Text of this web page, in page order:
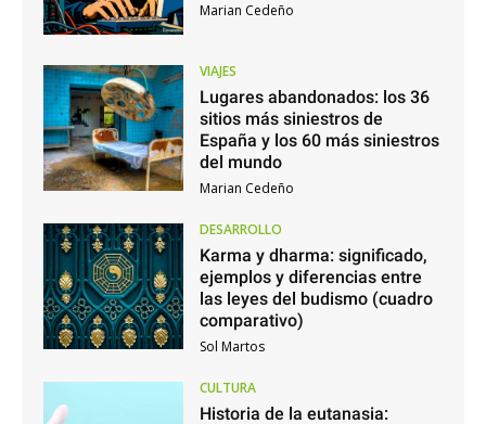
Marian Cedeño
VIAJES
Lugares abandonados: los 36
sitios más siniestros de
España y los 60 más siniestros
del mundo
Marian Cedeño
DESARROLLO
Karma y dharma: significado,
ejemplos y diferencias entre
las leyes del budismo (cuadro
comparativo)
Sol Martos
CULTURA
Historia de la eutanasia: